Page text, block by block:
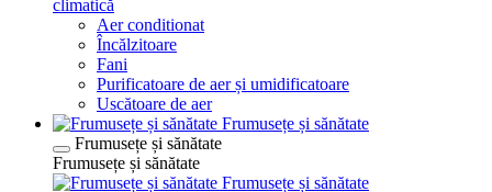
climatică
Aer conditionat
Încălzitoare
Fani
Purificatoare de aer și umidificatoare
Uscătoare de aer
Frumusețe și sănătate
Frumusețe și sănătate
Frumusețe și sănătate
Frumusețe și sănătate